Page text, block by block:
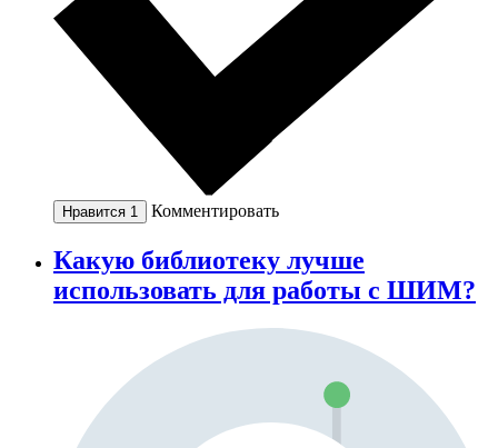
Нравится 1 Комментировать
Какую библиотеку лучше
использовать для работы с ШИМ?